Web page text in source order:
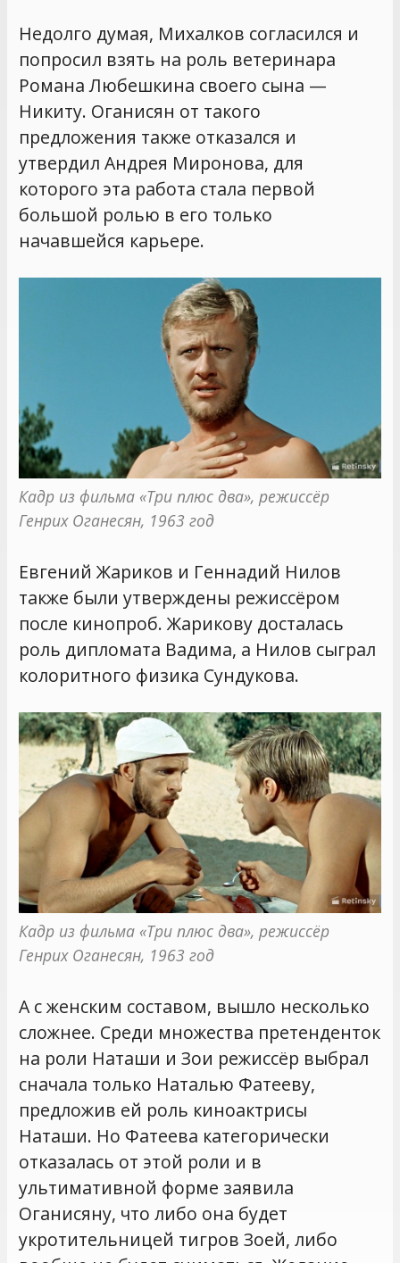
Недолго думая, Михалков согласился и
попросил взять на роль ветеринара
Романа Любешкина своего сына —
Никиту. Оганисян от такого
предложения также отказался и
утвердил Андрея Миронова, для
которого эта работа стала первой
большой ролью в его только
начавшейся карьере.
Кадр из фильма «Три плюс два», режиссёр
Генрих Оганесян, 1963 год
Евгений Жариков и Геннадий Нилов
также были утверждены режиссёром
после кинопроб. Жарикову досталась
роль дипломата Вадима, а Нилов сыграл
колоритного физика Сундукова.
Кадр из фильма «Три плюс два», режиссёр
Генрих Оганесян, 1963 год
А с женским составом, вышло несколько
сложнее. Среди множества претенденток
на роли Наташи и Зои режиссёр выбрал
сначала только Наталью Фатееву,
предложив ей роль киноактрисы
Наташи. Но Фатеева категорически
отказалась от этой роли и в
ультимативной форме заявила
Оганисяну, что либо она будет
укротительницей тигров Зоей, либо